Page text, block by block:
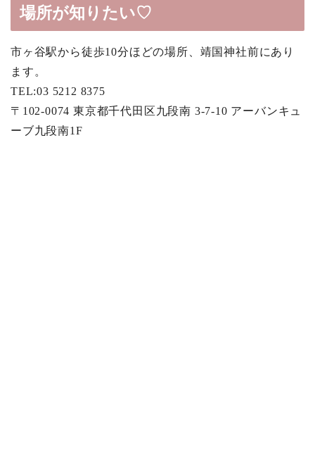
場所が知りたい♡
市ヶ谷駅から徒歩10分ほどの場所、靖国神社前にあり
ます。
TEL:03 5212 8375
〒102-0074 東京都千代田区九段南 3-7-10 アーバンキュ
ーブ九段南1F